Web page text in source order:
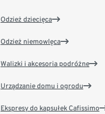
Odzież dziecięca
Odzież niemowlęca
Walizki i akcesoria podróżne
Urządzanie domu i ogrodu
Ekspresy do kapsułek Cafissimo